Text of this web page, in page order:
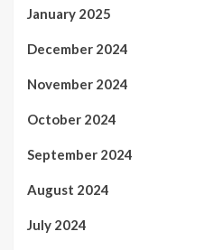
January 2025
December 2024
November 2024
October 2024
September 2024
August 2024
July 2024